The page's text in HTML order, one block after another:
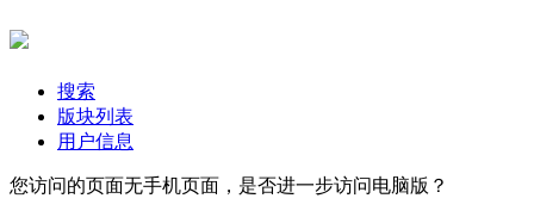
搜索
版块列表
用户信息
您访问的页面无手机页面，是否进一步访问电脑版？